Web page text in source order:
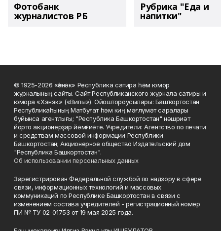
Фотобанк
журналистов РБ
Рубрика "Еда и
напитки"
© 1925-2026 «Һәнәк» Республика сатира һәм юмор
журналының сайты. Сайт Республиканского журнала сатиры и
юмора «Хэнэк» («Вилы»). Ойоштороусылары: Башҡортостан
Республикаһының Матбуғат һәм киң мәғлүмәт саралары
буйынса агентлығы; "Республика Башкортостан" нәшриәт
йорто акционерҙар йәмғиәте. Учредители: Агентство по печати
и средствам массовой информации Республики
Башкортостан; Акционерное общество Издательский дом
"Республика Башкортостан".
Об использовании персональных данных
Зарегистрирован Федеральной службой по надзору в сфере
связи, информационных технологий и массовых
коммуникаций по Республике Башкортостан в связи с
изменением состава учредителей - регистрационный номер
ПИ № ТУ 02-01753 от 19 мая 2025 года.